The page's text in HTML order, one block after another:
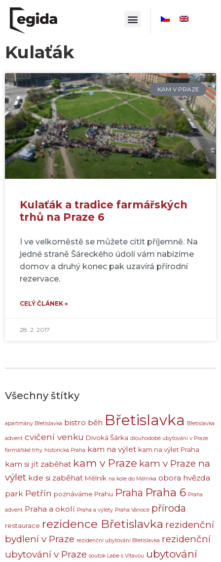
Kulaťák
KAM V PRAZE
Kulaťák a tradice farmářských
trhů na Praze 6
I ve velkoměstě se můžete cítit příjemně. Na
jedné straně Šáreckého údolí vám nabízíme
domov a druhý konec pak uzavírá přírodní
rezervace.
CELÝ ČLÁNEK »
28. 2. 2017
Všechny štítky
apartmány Břetislavka bistro běh Břetislavka Břetislavka
advent cvičení venku Divoká Šárka dlouhodobé ubytování v Praze
farmářské trhy historická Praha kam na výlet kam na výlet Praha
kam si jít zaběhat kam v Praze kam v Praze na
výlet kde si zaběhat Mělník na kole do Mělníka obora hvězda
park Petřín poznáváme Prahu Praha Praha 6 Praha
advent Praha a okolí Praha a výlety Praha Vánoce příroda
restaurace rezidence Břetislavka rezidenční
bydlení v Praze rezidenční ubytování Břetislavka rezidenční
ubytování v Praze soutok Labe s Vltavou ubytování